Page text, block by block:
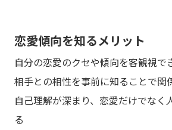
恋愛傾向を知るメリット
自分の恋愛のクセや傾向を客観視で
相手との相性を事前に知ることで関
自己理解が深まり、恋愛だけでなく
る